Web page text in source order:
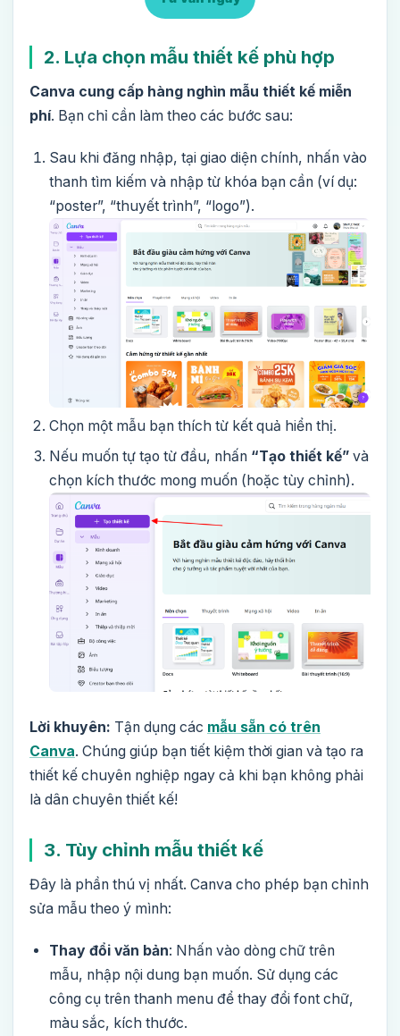
2. Lựa chọn mẫu thiết kế phù hợp
Canva cung cấp hàng nghìn mẫu thiết kế miễn
phí. Bạn chỉ cần làm theo các bước sau:
Sau khi đăng nhập, tại giao diện chính, nhấn vào
thanh tìm kiếm và nhập từ khóa bạn cần (ví dụ:
“poster”, “thuyết trình”, “logo”).
Chọn một mẫu bạn thích từ kết quả hiển thị.
Nếu muốn tự tạo từ đầu, nhấn “Tạo thiết kế” và
chọn kích thước mong muốn (hoặc tùy chỉnh).
Lời khuyên: Tận dụng các mẫu sẵn có trên
Canva. Chúng giúp bạn tiết kiệm thời gian và tạo ra
thiết kế chuyên nghiệp ngay cả khi bạn không phải
là dân chuyên thiết kế!
3. Tùy chỉnh mẫu thiết kế
Đây là phần thú vị nhất. Canva cho phép bạn chỉnh
sửa mẫu theo ý mình:
Thay đổi văn bản: Nhấn vào dòng chữ trên
mẫu, nhập nội dung bạn muốn. Sử dụng các
công cụ trên thanh menu để thay đổi font chữ,
màu sắc, kích thước.